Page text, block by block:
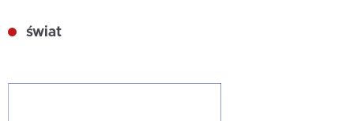
świat